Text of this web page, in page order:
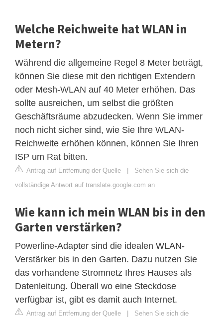
Welche Reichweite hat WLAN in
Metern?
Während die allgemeine Regel 8 Meter beträgt,
können Sie diese mit den richtigen Extendern
oder Mesh-WLAN auf 40 Meter erhöhen. Das
sollte ausreichen, um selbst die größten
Geschäftsräume abzudecken. Wenn Sie immer
noch nicht sicher sind, wie Sie Ihre WLAN-
Reichweite erhöhen können, können Sie Ihren
ISP um Rat bitten.
Antrag auf Entfernung der Quelle | Sehen Sie sich die
vollständige Antwort auf translate.google.com an
Wie kann ich mein WLAN bis in den
Garten verstärken?
Powerline-Adapter sind die idealen WLAN-
Verstärker bis in den Garten. Dazu nutzen Sie
das vorhandene Stromnetz Ihres Hauses als
Datenleitung. Überall wo eine Steckdose
verfügbar ist, gibt es damit auch Internet.
Antrag auf Entfernung der Quelle | Sehen Sie sich die